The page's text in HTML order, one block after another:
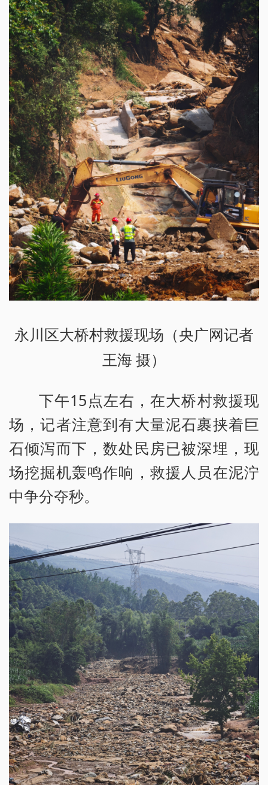
永川区大桥村救援现场（央广网记者
王海 摄）
下午15点左右，在大桥村救援现
场，记者注意到有大量泥石裹挟着巨
石倾泻而下，数处民房已被深埋，现
场挖掘机轰鸣作响，救援人员在泥泞
中争分夺秒。